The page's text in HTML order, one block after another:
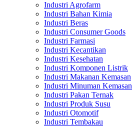
Industri Agrofarm
Industri Bahan Kimia
Industri Beras
Industri Consumer Goods
Industri Farmasi
Industri Kecantikan
Industri Kesehatan
Industri Komponen Listrik
Industri Makanan Kemasan
Industri Minuman Kemasan
Industri Pakan Ternak
Industri Produk Susu
Industri Otomotif
Industri Tembakau